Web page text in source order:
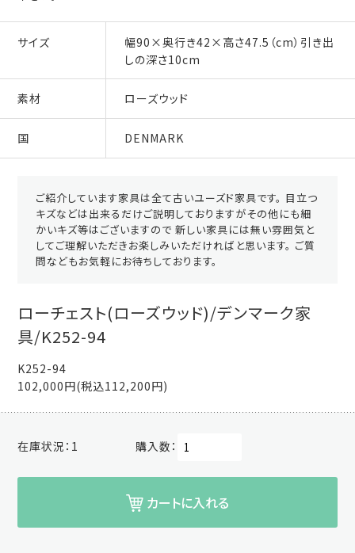
サイズ
幅90×奥行き42×高さ47.5（cm）引き出
しの深さ10cm
素材 ローズウッド
国 DENMARK
ご紹介しています家具は全て古いユーズド家具です。 目立つ
キズなどは出来るだけご説明しておりますがその他にも細
かいキズ等はございますので 新しい家具には無い雰囲気と
してご理解いただきお楽しみいただければと思います。 ご質
問などもお気軽にお待ちしております。
ローチェスト(ローズウッド)/デンマーク家
具/K252-94
K252-94
102,000円(税込112,200円)
在庫状況： 1 購入数：
カートに入れる